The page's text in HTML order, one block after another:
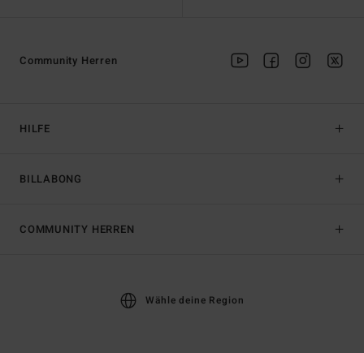
HILFE
BILLABONG
Community Herren
COMMUNITY HERREN
Wähle deine Region